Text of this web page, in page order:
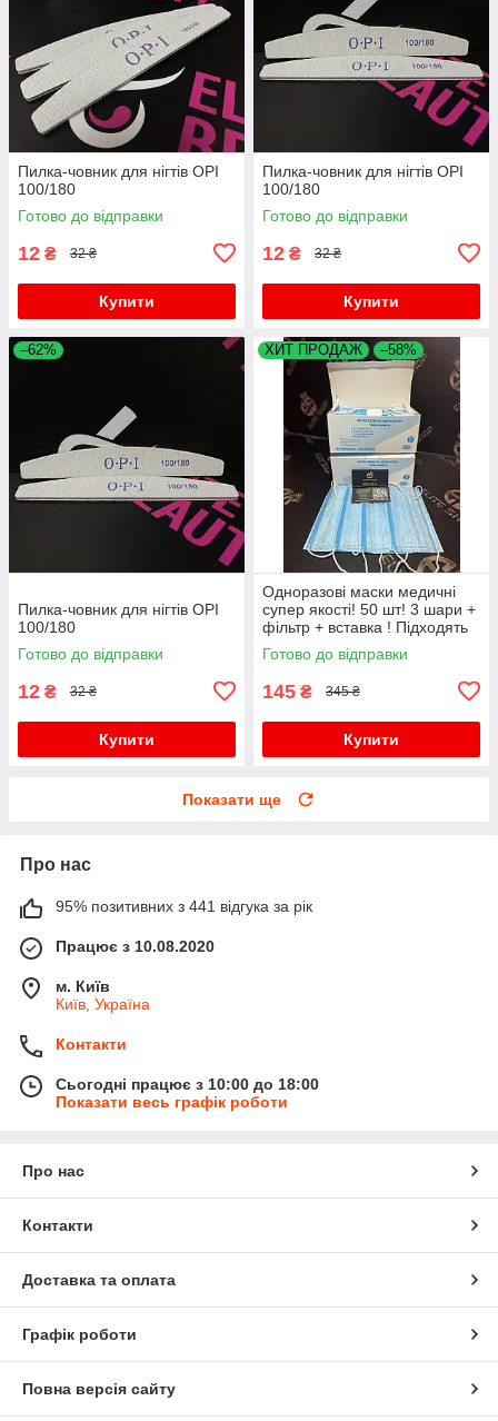
Пилка-човник для нігтів OPI
100/180
Готово до відправки
12 ₴ 32 ₴
Купити
Пилка-човник для нігтів OPI
100/180
Готово до відправки
12 ₴ 32 ₴
Купити
–62%
Пилка-човник для нігтів OPI
100/180
Готово до відправки
12 ₴ 32 ₴
Купити
ХИТ ПРОДАЖ –58%
Одноразові маски медичні
супер якості! 50 шт! 3 шари +
фільтр + вставка ! Підходять
дітям для школи!
Готово до відправки
145 ₴ 345 ₴
Купити
Показати ще
Про нас
95% позитивних з 441 відгука за рік
Працює з 10.08.2020
м. Київ
Київ, Україна
Контакти
Сьогодні працює з 10:00 до 18:00
Показати весь графік роботи
Про нас
Контакти
Доставка та оплата
Графік роботи
Повна версія сайту